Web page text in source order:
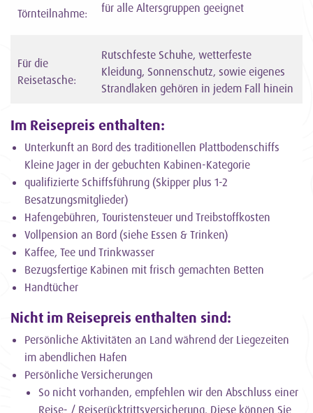
Törnteilnahme: für alle Altersgruppen geeignet
Für die
Reisetasche:
Rutschfeste Schuhe, wetterfeste
Kleidung, Sonnenschutz, sowie eigenes
Strandlaken gehören in jedem Fall hinein
Im Reisepreis enthalten:
Unterkunft an Bord des traditionellen Plattbodenschiffs
Kleine Jager in der gebuchten Kabinen-Kategorie
qualifizierte Schiffsführung (Skipper plus 1-2
Besatzungsmitglieder)
Hafengebühren, Touristensteuer und Treibstoffkosten
Vollpension an Bord (siehe Essen & Trinken)
Kaffee, Tee und Trinkwasser
Bezugsfertige Kabinen mit frisch gemachten Betten
Handtücher
Nicht im Reisepreis enthalten sind:
Persönliche Aktivitäten an Land während der Liegezeiten
im abendlichen Hafen
Persönliche Versicherungen
So nicht vorhanden, empfehlen wir den Abschluss einer
Reise- / Reiserücktrittsversicherung. Diese können Sie